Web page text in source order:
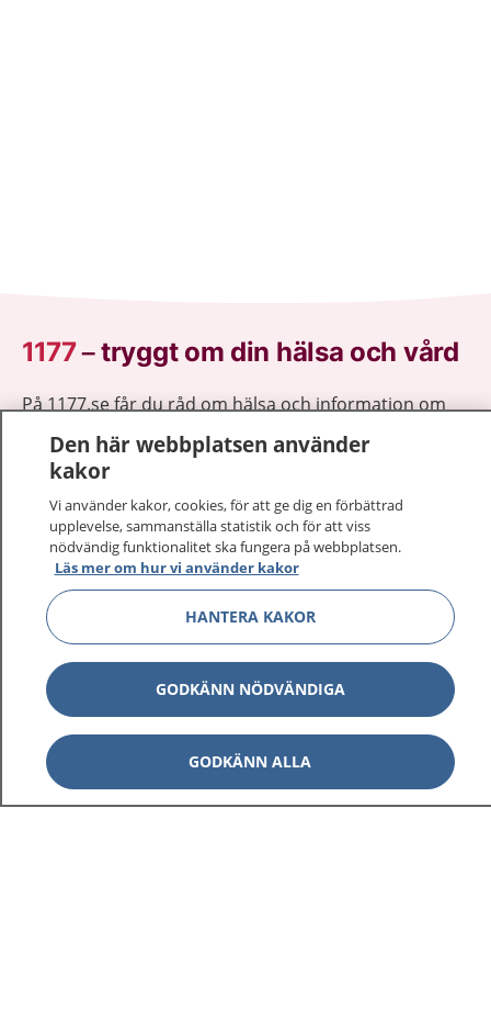
1177–tryggt om din hälsa och vård
På 1177.se får du råd om hälsa och information om
sjukdomar och vilka mottagningar du kan kontakta.
Logga in för att läsa din journal och göra dina
vårdärenden. Ring telefonnummer 1177 för
sjukvårdsrådgivning dygnet runt.
1177 ger dig råd när du vill må bättre.
1177 på flera språk Visa
Om 1177 Visa
Kontakt Visa
Den här webbplatsen använder
kakor
Vi använder kakor, cookies, för att ge dig en förbättrad
upplevelse, sammanställa statistik och för att viss
nödvändig funktionalitet ska fungera på webbplatsen.
Läs mer om hur vi använder kakor
HANTERA KAKOR
GODKÄNN NÖDVÄNDIGA
GODKÄNN ALLA